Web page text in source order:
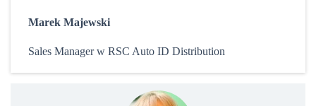
Marek Majewski
Sales Manager w RSC Auto ID Distribution